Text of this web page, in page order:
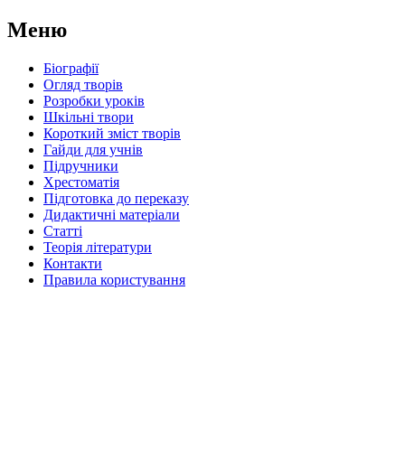
Меню
Біографії
Огляд творів
Розробки уроків
Шкільні твори
Короткий зміст творів
Гайди для учнів
Підручники
Хрестоматія
Підготовка до переказу
Дидактичні матеріали
Статті
Теорія літератури
Контакти
Правила користування